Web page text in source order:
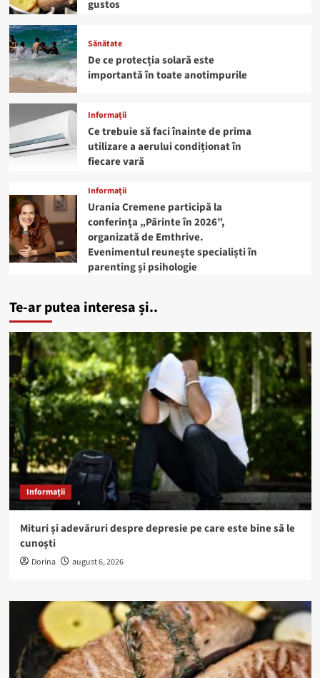
gustos
Sănătate
De ce protecția solară este
importantă în toate anotimpurile
Informații
Ce trebuie să faci înainte de prima
utilizare a aerului condiționat în
fiecare vară
Informații
Urania Cremene participă la
conferința „Părinte în 2026”,
organizată de Emthrive.
Evenimentul reunește specialiști în
parenting și psihologie
Te-ar putea interesa și..
Informații
Mituri și adevăruri despre depresie pe care este bine să le
cunoști
Dorina august 6, 2026